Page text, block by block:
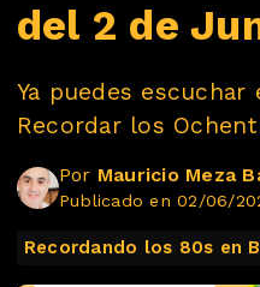
del 2 de
Ya puedes
Recordar los
Por Mauricio Meza
Publicado en 02/06/
Recordando los 80s en